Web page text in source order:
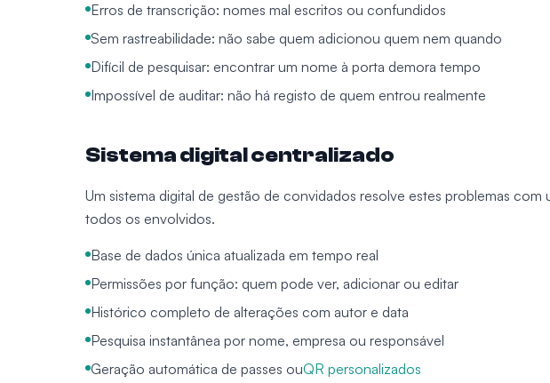
Erros de transcrição: nomes mal escritos ou confundidos
Sem rastreabilidade: não sabe quem adicionou quem nem quando
Difícil de pesquisar: encontrar um nome à porta demora tempo
Impossível de auditar: não há registo de quem entrou realmente
Sistema digital centralizado
Um sistema digital de gestão de convidados resolve estes problemas
todos os envolvidos.
Base de dados única atualizada em tempo real
Permissões por função: quem pode ver, adicionar ou editar
Histórico completo de alterações com autor e data
Pesquisa instantânea por nome, empresa ou responsável
Geração automática de passes ouQR personalizados